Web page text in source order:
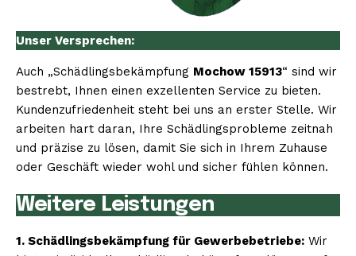
Unser Versprechen:
Auch „Schädlingsbekämpfung Mochow 15913“ sind wir
bestrebt, Ihnen einen exzellenten Service zu bieten.
Kundenzufriedenheit steht bei uns an erster Stelle. Wir
arbeiten hart daran, Ihre Schädlingsprobleme zeitnah
und präzise zu lösen, damit Sie sich in Ihrem Zuhause
oder Geschäft wieder wohl und sicher fühlen können.
Weitere Leistungen
1. Schädlingsbekämpfung für Gewerbebetriebe: Wir